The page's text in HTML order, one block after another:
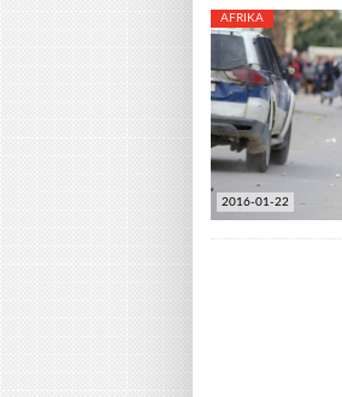
2016-01-22
AFRIKA